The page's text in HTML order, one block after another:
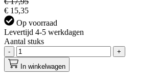
€ 15,35
Op voorraad
Levertijd 4-5 werkdagen
Aantal stuks
-
+
In winkelwagen